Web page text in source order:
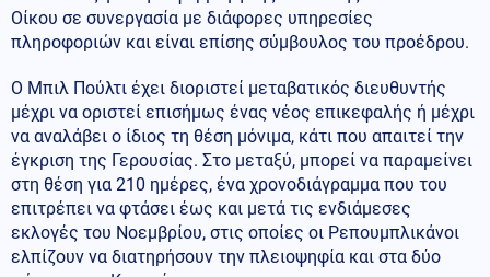
Οίκου σε συνεργασία με διάφορες υπηρεσίες
πληροφοριών και είναι επίσης σύμβουλος του προέδρου.
Ο Μπιλ Πούλτι έχει διοριστεί μεταβατικός διευθυντής
μέχρι να οριστεί επισήμως ένας νέος επικεφαλής ή μέχρι
να αναλάβει ο ίδιος τη θέση μόνιμα, κάτι που απαιτεί την
έγκριση της Γερουσίας. Στο μεταξύ, μπορεί να παραμείνει
στη θέση για 210 ημέρες, ένα χρονοδιάγραμμα που του
επιτρέπει να φτάσει έως και μετά τις ενδιάμεσες
εκλογές του Νοεμβρίου, στις οποίες οι Ρεπουμπλικάνοι
ελπίζουν να διατηρήσουν την πλειοψηφία και στα δύο